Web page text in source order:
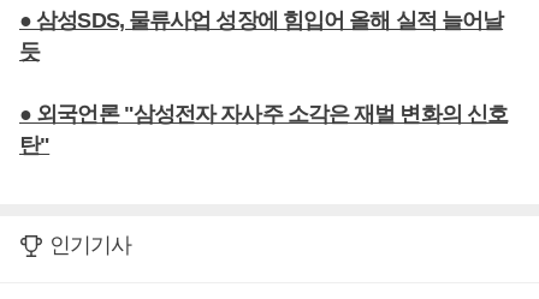
● 삼성SDS, 물류사업 성장에 힘입어 올해 실적 늘어날
듯
● 외국언론 "삼성전자 자사주 소각은 재벌 변화의 신호
탄"
인기기사